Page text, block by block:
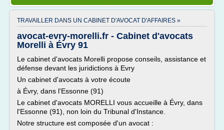
TRAVAILLER DANS UN CABINET D'AVOCAT D'AFFAIRES »
avocat-evry-morelli.fr - Cabinet d'avocats
Morelli à Évry 91
Le cabinet d'avocats Morelli propose conseils, assistance et
défense devant les juridictions à Evry
Un cabinet d'avocats à votre écoute
à Évry, dans l'Essonne (91)
Le cabinet d'avocats MORELLI vous accueille à Évry, dans
l'Essonne (91), non loin du Tribunal d'Instance.
Notre structure est composée d'un avocat :